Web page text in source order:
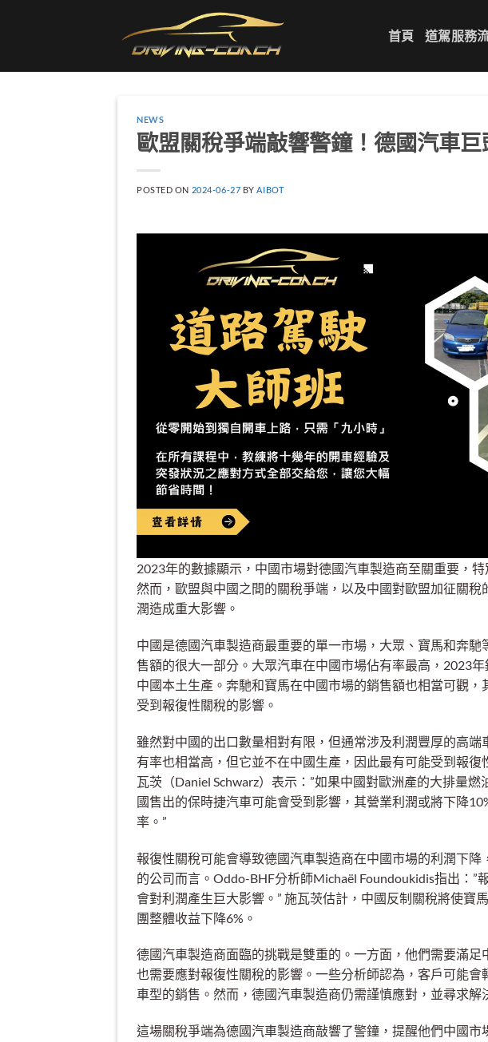
首頁 道駕服務
NEWS
歐盟關稅爭端敲響警鐘！德國汽車
POSTED ON 2024-06-27 BY AIBOT
2023年的數據顯示，中國市場對德國汽車製造商至關重要，
然而，歐盟與中國之間的關稅爭端，以及中國對歐盟加征關
潤造成重大影響。
中國是德國汽車製造商最重要的單一市場，大眾、寶馬和奔
售額的很大一部分。大眾汽車在中國市場佔有率最高，2023
中國本土生產。奔馳和寶馬在中國市場的銷售額也相當可觀
受到報復性關稅的影響。
雖然對中國的出口數量相對有限，但通常涉及利潤豐厚的高
有率也相當高，但它並不在中國生產，因此最有可能受到報復
瓦茨（Daniel Schwarz）表示：”如果中國對歐洲產的大排量
國售出的保時捷汽車可能會受到影響，其營業利潤或將下降
率。”
報復性關稅可能會導致德國汽車製造商在中國市場的利潤下
的公司而言。Oddo-BHF分析師Michaël Foundoukidis指出：”
會對利潤產生巨大影響。” 施瓦茨估計，中國反制關稅將使寶
團整體收益下降6%。
德國汽車製造商面臨的挑戰是雙重的。一方面，他們需要滿
也需要應對報復性關稅的影響。一些分析師認為，客戶可能
車型的銷售。然而，德國汽車製造商仍需謹慎應對，並尋求解
這場關稅爭端為德國汽車製造商敲響了警鐘，提醒他們中國